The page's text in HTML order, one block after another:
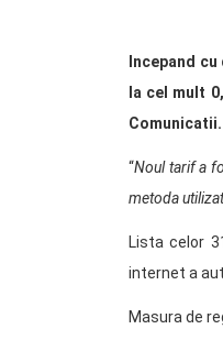
Incepand
la cel mult
Comunicatii.
“Noul tarif a
metoda
Lista celor
internet a
Masura de